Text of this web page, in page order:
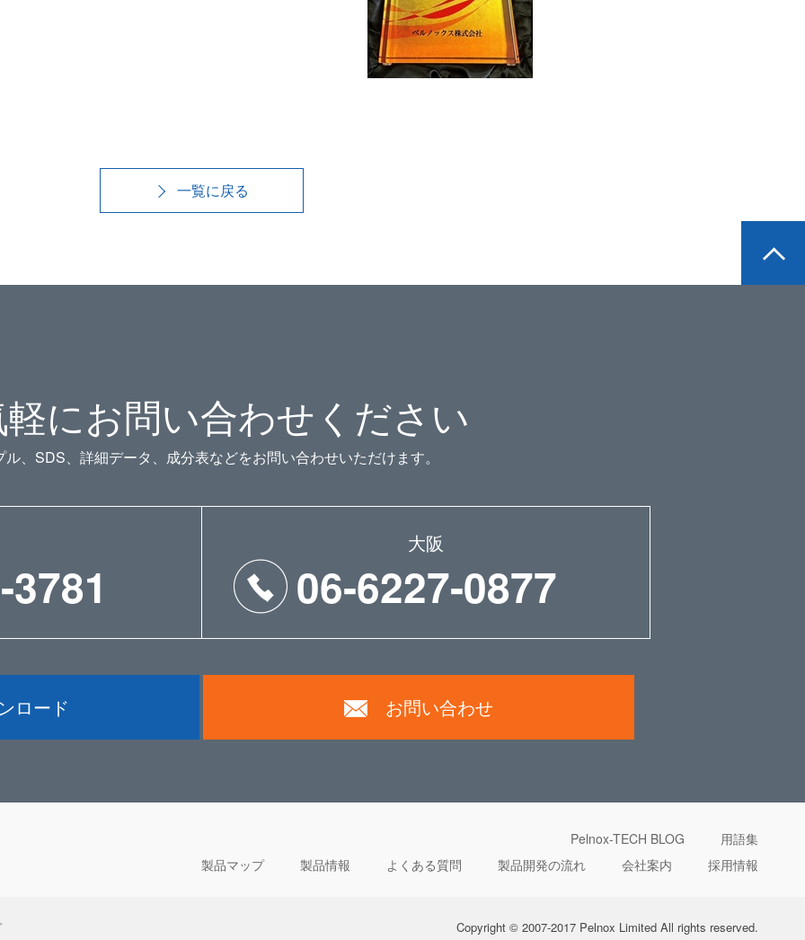
一覧に戻る
にお問い合わせください
ル、SDS、詳細データ、成分表などをお問い合わせいただけます。
大阪
06-6227-0877
ロード お問い合わせ
Pelnox-TECH BLOG
用語集
製品マップ
製品情報 よくある質問 製品開発の流れ 会社案内 採用情報
Copyright © 2007-2017 Pelnox Limited All rights reserved.